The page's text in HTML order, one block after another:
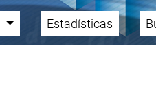
Estadísticas